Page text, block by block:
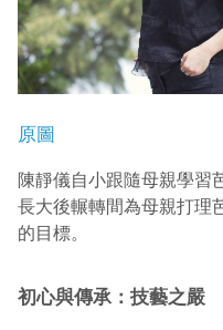
原圖
陳靜儀自小跟隨母親學習
長大後輾轉間為母親打理
的目標。
初心與傳承：技藝之嚴